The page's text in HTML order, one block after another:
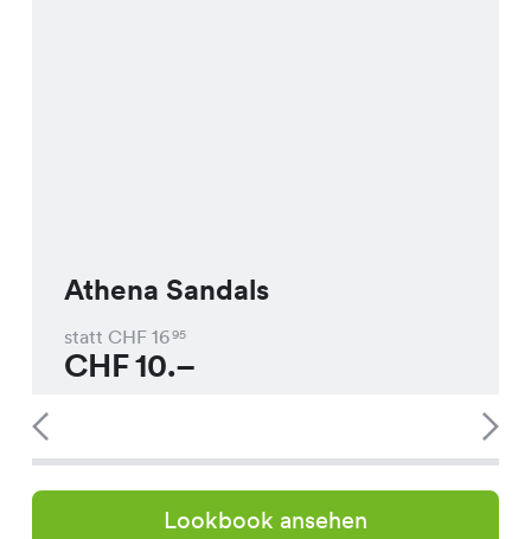
Athena Sandals
statt CHF 1695
CHF10.–
Lookbook ansehen